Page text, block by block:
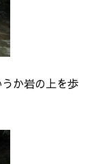
か岩の上を歩